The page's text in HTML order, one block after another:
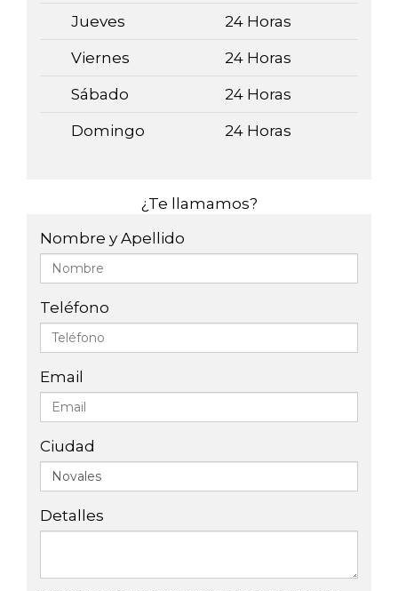
Jueves 24 Horas
Viernes 24 Horas
Sábado 24 Horas
Domingo 24 Horas
¿Te llamamos?
Nombre y Apellido
Teléfono
Email
Ciudad
Detalles